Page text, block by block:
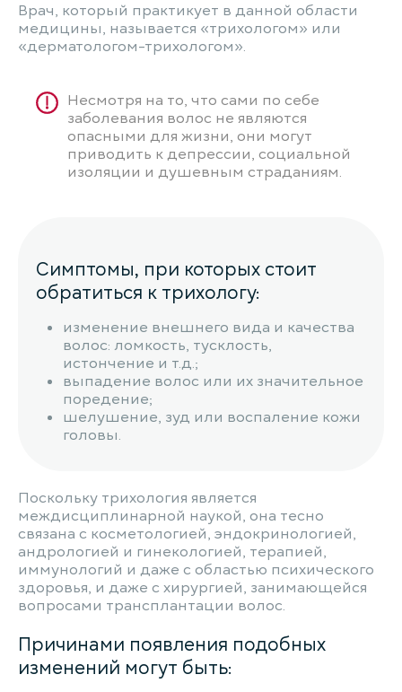
Врач, который практикует в данной области
медицины, называется «трихологом» или
«дерматологом-трихологом».
Несмотря на то, что сами по себе
заболевания волос не являются
опасными для жизни, они могут
приводить к депрессии, социальной
изоляции и душевным страданиям.
Симптомы, при которых стоит
обратиться к трихологу:
изменение внешнего вида и качества
волос: ломкость, тусклость,
истончение и т.д.;
выпадение волос или их значительное
поредение;
шелушение, зуд или воспаление кожи
головы.
Поскольку трихология является
междисциплинарной наукой, она тесно
связана с косметологией, эндокринологией,
андрологией и гинекологией, терапией,
иммунологий и даже с областью психического
здоровья, и даже с хирургией, занимающейся
вопросами трансплантации волос.
Причинами появления подобных
изменений могут быть: